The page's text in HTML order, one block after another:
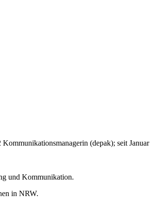
(depak); seit Januar
und Kommunikation.
in NRW.